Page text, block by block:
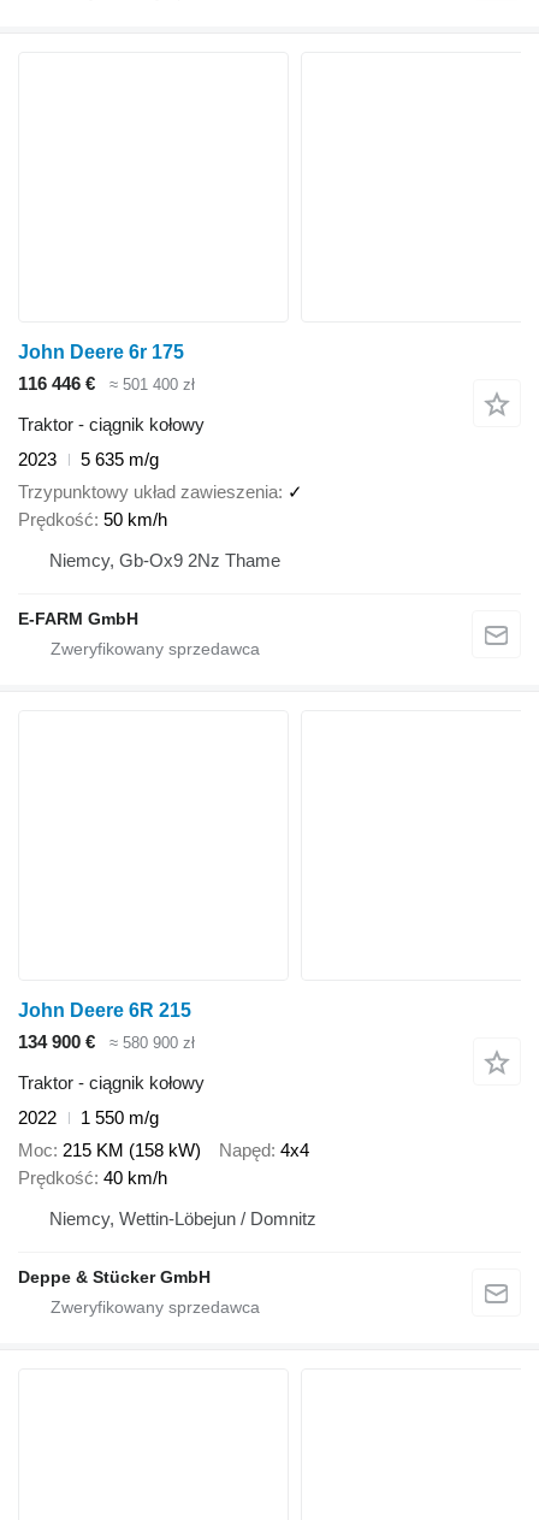
John Deere 6r 175
116 446 €
≈ 501 400 zł
Traktor - ciągnik kołowy
2023
5 635 m/g
Trzypunktowy układ zawieszenia ✓
Prędkość 50 km/h
Niemcy, Gb-Ox9 2Nz Thame
E-FARM GmbH
John Deere 6R 215
134 900 €
≈ 580 900 zł
Traktor - ciągnik kołowy
2022
1 550 m/g
Moc 215 KM (158 kW) Napęd 4x4
Prędkość 40 km/h
Niemcy, Wettin-Löbejun / Domnitz
Deppe & Stücker GmbH